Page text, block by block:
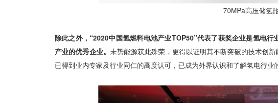
70MPa高压储氢
除此之外，“2020中国氢燃料电池产业TOP50”代表了获奖企业是氢电
产业的优秀企业。 未势能源获此殊荣，更得以证明其不断突破的技术创
已得到业内专家及行业同仁的高度认可，已成为外界认识和了解氢电行业